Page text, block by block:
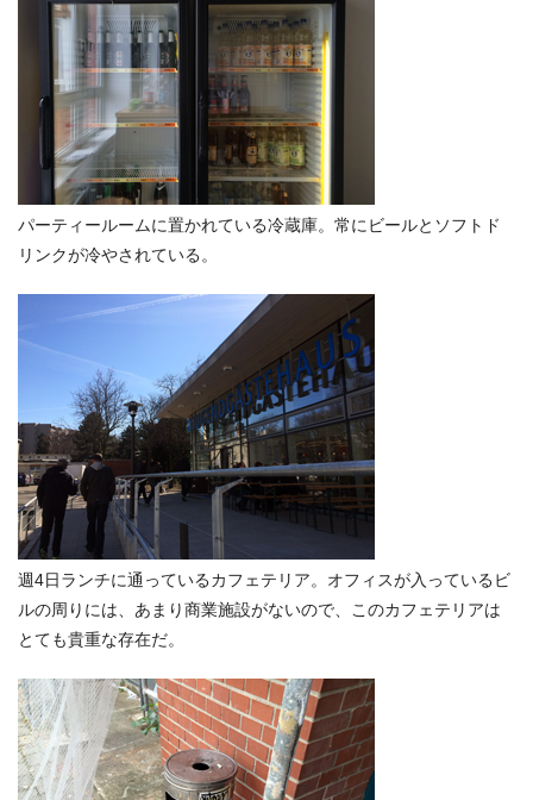
パーティールームに置かれている冷蔵庫。常にビールとソフトド
リンクが冷やされている。
週4日ランチに通っているカフェテリア。オフィスが入っているビ
ルの周りには、あまり商業施設がないので、このカフェテリアは
とても貴重な存在だ。